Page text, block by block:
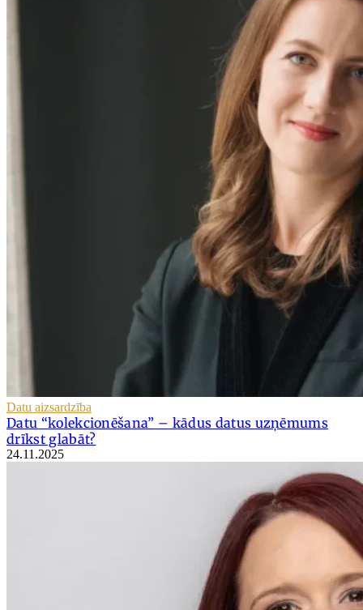
Datu aizsardzība
Datu “kolekcionēšana” – kādus datus uzņēmums
drīkst glabāt?
24.11.2025